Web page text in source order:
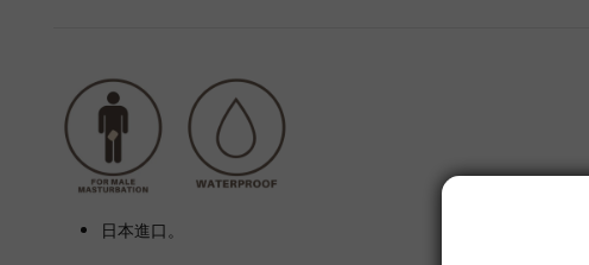
日本進口。